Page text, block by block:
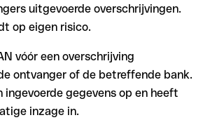
uitgevoerde overschrijvingen.
op eigen risico.
vóór een overschrijving
ontvanger of de betreffende bank.
ingevoerde gegevens op en heeft
inzage in.